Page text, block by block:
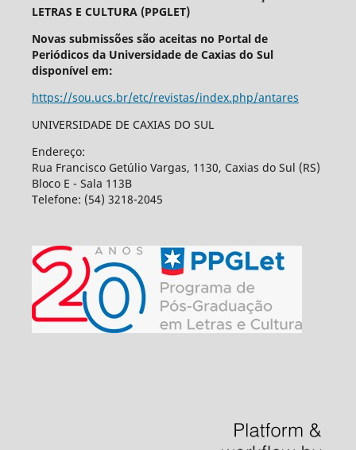
LETRAS E CULTURA (PPGLET)
Novas submissões são aceitas no Portal de
Periódicos da Universidade de Caxias do Sul
disponível em:
https://sou.ucs.br/etc/revistas/index.php/antares
UNIVERSIDADE DE CAXIAS DO SUL
Endereço:
Rua Francisco Getúlio Vargas, 1130, Caxias do Sul (RS)
Bloco E - Sala 113B
Telefone: (54) 3218-2045